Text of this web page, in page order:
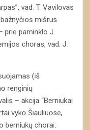
vad. T. Vavilovas
bažnyčios mišrus
prie paminklo J.
choras, vad. J.
(iš
renginių
– akcija “Berniukai
vyko Šiauliuose,
berniukų chorai: